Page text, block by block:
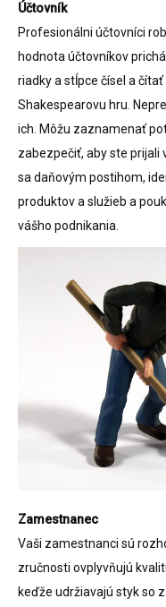
Účtovník
Profesionálni účtovníci
hodnota účtovníkov
riadky a stĺpce čísel a
Shakespearovu hru.
ich. Môžu zaznamenať
zabezpečiť, aby ste prijali
sa daňovým postihom,
produktov a služieb a
vášho podnikania.
Zamestnanec
Vaši zamestnanci sú
zručnosti ovplyvňujú
keďže udržiavajú styk so